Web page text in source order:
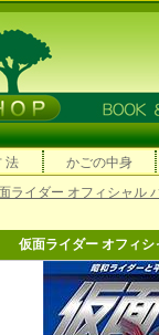
法 かごの中身
ライダー オフィシャル
仮面ライダー オフィ